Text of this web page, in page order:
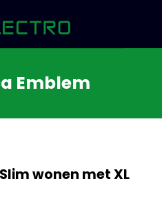
Emblem
wonen met XL